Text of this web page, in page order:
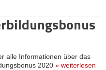
alle Informationen über das
2020 » weiterlesen